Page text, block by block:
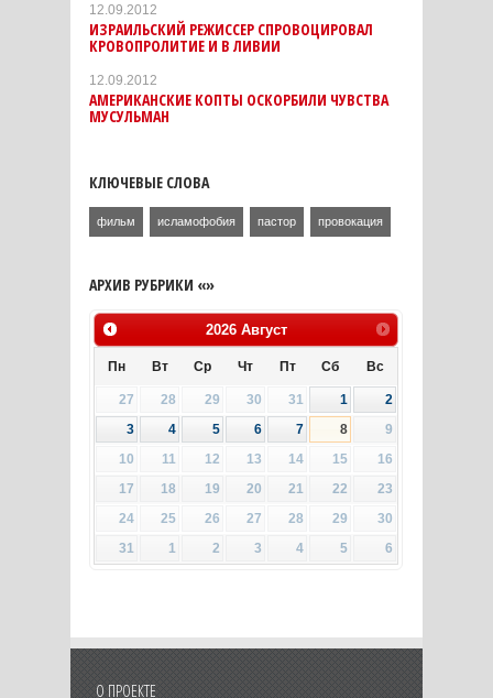
12.09.2012
ИЗРАИЛЬСКИЙ РЕЖИССЕР СПРОВОЦИРОВАЛ
КРОВОПРОЛИТИЕ И В ЛИВИИ
12.09.2012
АМЕРИКАНСКИЕ КОПТЫ ОСКОРБИЛИ ЧУВСТВА
МУСУЛЬМАН
КЛЮЧЕВЫЕ СЛОВА
фильм исламофобия пастор провокация
АРХИВ РУБРИКИ «»
2026 Август
Пн Вт Ср Чт Пт Сб Вс
27 28 29 30 31 1
2
3
4 5 6 7 8
9
10
11 12 13 14 15
16
17
18 19 20 21 22
23
24
25 26 27 28 29
30
31
1 2 3 4 5 6
О ПРОЕКТЕ